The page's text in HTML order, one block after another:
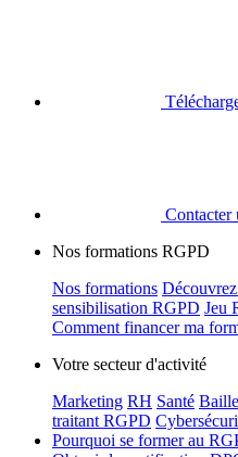
Contacter
Nos formations RGPD
Nos formations
sensibilisation RGPD Jeu
Comment financer ma
Votre secteur d'activité
Marketing RH Santé
traitant RGPD
Pourquoi se former au